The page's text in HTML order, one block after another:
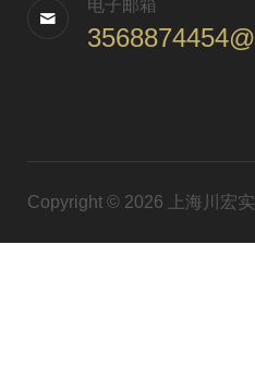
电子邮箱
Copyright © 2026 上海川宏